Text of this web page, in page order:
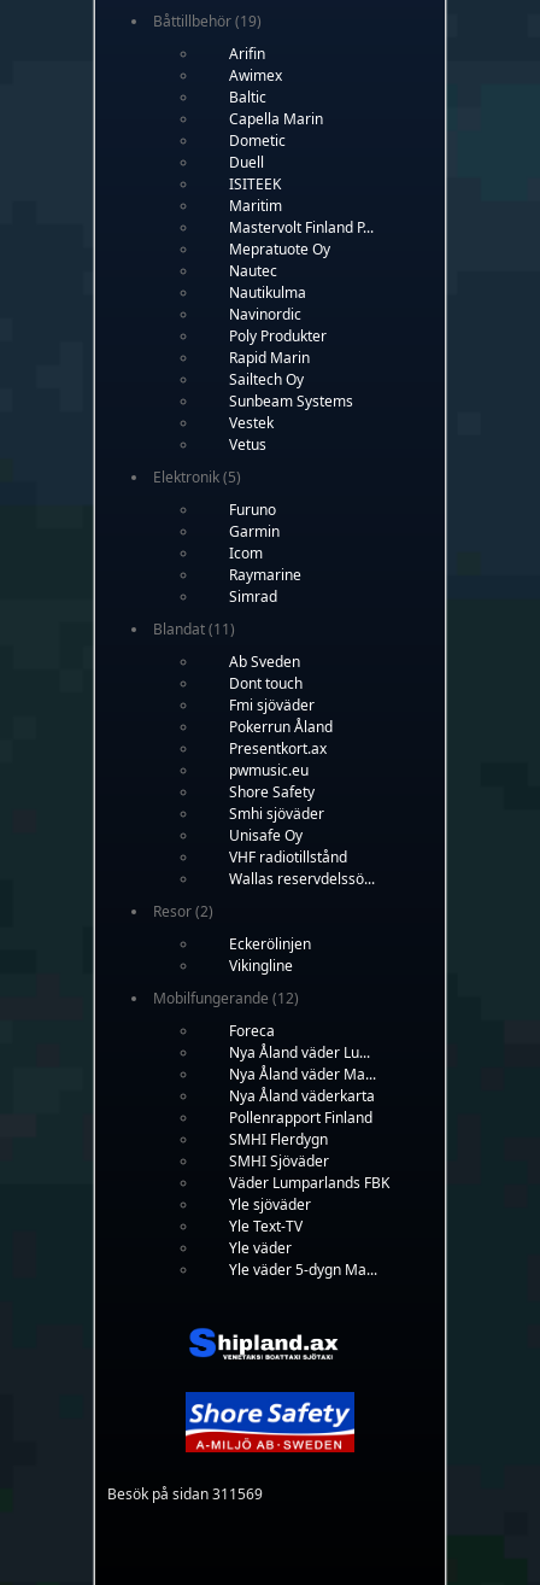
Båttillbehör(19)
Arifin
Awimex
Baltic
Capella Marin
Dometic
Duell
ISITEEK
Maritim
Mastervolt Finland P...
Mepratuote Oy
Nautec
Nautikulma
Navinordic
Poly Produkter
Rapid Marin
Sailtech Oy
Sunbeam Systems
Vestek
Vetus
Elektronik(5)
Furuno
Garmin
Icom
Raymarine
Simrad
Blandat(11)
Ab Sveden
Dont touch
Fmi sjöväder
Pokerrun Åland
Presentkort.ax
pwmusic.eu
Shore Safety
Smhi sjöväder
Unisafe Oy
VHF radiotillstånd
Wallas reservdelssö...
Resor(2)
Eckerölinjen
Vikingline
Mobilfungerande (12)
Foreca
Nya Åland väder Lu...
Nya Åland väder Ma...
Nya Åland väderkarta
Pollenrapport Finland
SMHI Flerdygn
SMHI Sjöväder
Väder Lumparlands FBK
Yle sjöväder
Yle Text-TV
Yle väder
Yle väder 5-dygn Ma...
Besök på sidan 311569